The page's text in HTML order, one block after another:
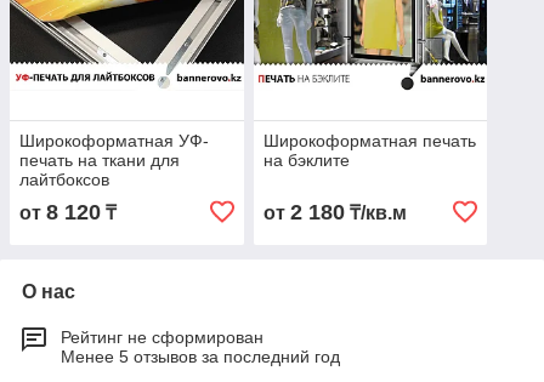
Широкоформатная УФ-
печать на ткани для
лайтбоксов
от 8 120 ₸
Широкоформатная печать
на бэклите
от 2 180₸/кв.м
О нас
Рейтинг не сформирован
Менее 5 отзывов за последний год